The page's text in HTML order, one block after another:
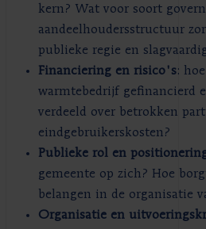
kern? Wat voor soort
aandeelhoudersstructuur
publieke regie en
Financiering en risico's:
warmtebedrijf gefinancierd
verdeeld over betrokken
eindgebruikerskosten?
Publieke rol en
gemeente op zich? Hoe
belangen in de organisatie
Organisatie en